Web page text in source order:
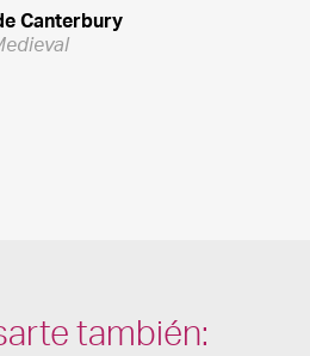
Canterbury
también: